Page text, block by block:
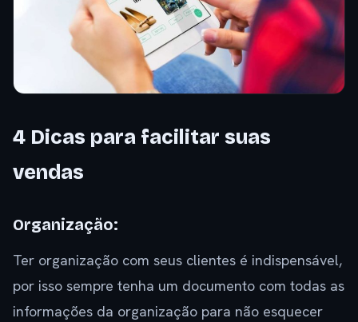
4 Dicas para facilitar suas
vendas
Organização:
Ter organização com seus clientes é indispensável,
por isso sempre tenha um documento com todas as
informações da organização para não esquecer